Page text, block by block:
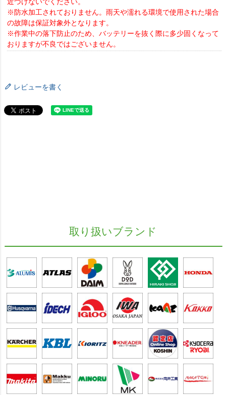
※防水加工されておりません。雨天や濡れる環境で使用された場合
の故障は保証対象外となります。
※作業中の落下防止のため、バッテリーを抜く際に多少固くなって
おりますが不良ではございません。
レビューを書く
取り扱いブランド